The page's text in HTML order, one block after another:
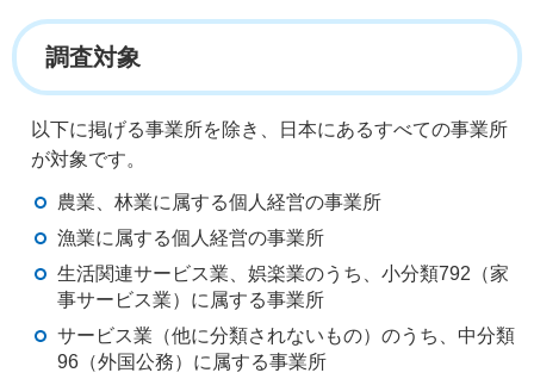
調査対象
以下に掲げる事業所を除き、日本にあるすべての事業所
が対象です。
農業、林業に属する個人経営の事業所
漁業に属する個人経営の事業所
生活関連サービス業、娯楽業のうち、小分類792（家
事サービス業）に属する事業所
サービス業（他に分類されないもの）のうち、中分類
96（外国公務）に属する事業所